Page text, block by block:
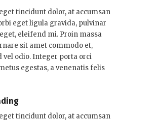
tincidunt dolor, at accumsan
eget ligula gravida, pulvinar
eleifend mi. Proin massa
sit amet commodo et,
vel odio. Integer porta orci
egestas, a venenatis felis
tincidunt dolor, at accumsan